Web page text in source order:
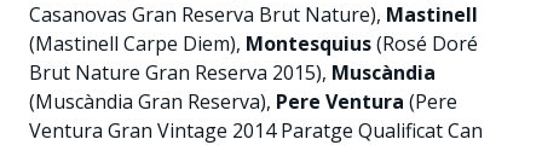
Casanovas Gran Reserva Brut Nature), Mastinell
(Mastinell Carpe Diem), Montesquius(Rosé Doré
Brut Nature Gran Reserva 2015), Muscàndia
(Muscàndia Gran Reserva), Pere Ventura (Pere
Ventura Gran Vintage 2014 Paratge Qualificat Can